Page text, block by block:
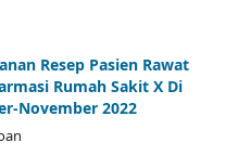
Resep Pasien Rawat
Rumah Sakit X Di
November 2022